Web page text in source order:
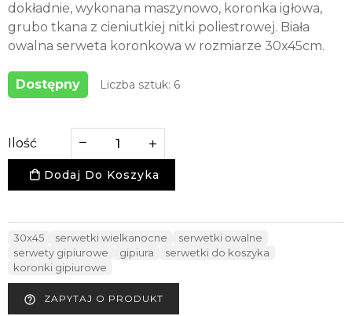
dokładnie, wykonana maszynowo, koronka igłowa,
grubo tkana z cieniutkiej nitki poliestrowej. Biała
owalna serweta koronkowa w rozmiarze 30x45cm.
Dostępny Liczba sztuk: 6
Ilość
Dodaj Do Koszyka
30x45 serwetki wielkanocne
serwetki owalne
serwety gipiurowe
gipiura
serwetki do koszyka
koronki gipiurowe
help_outline ZAPYTAJ O PRODUKT